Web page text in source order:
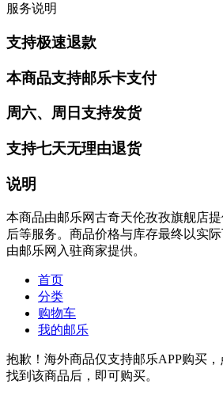
服务说明
支持极速退款
本商品支持邮乐卡支付
周六、周日支持发货
支持七天无理由退货
说明
本商品由邮乐网古奇天伦孜孜旗舰店
后等服务。商品价格与库存最终以实
由邮乐网入驻商家提供。
首页
分类
购物车
我的邮乐
抱歉！海外商品仅支持邮乐APP购买
找到该商品后，即可购买。